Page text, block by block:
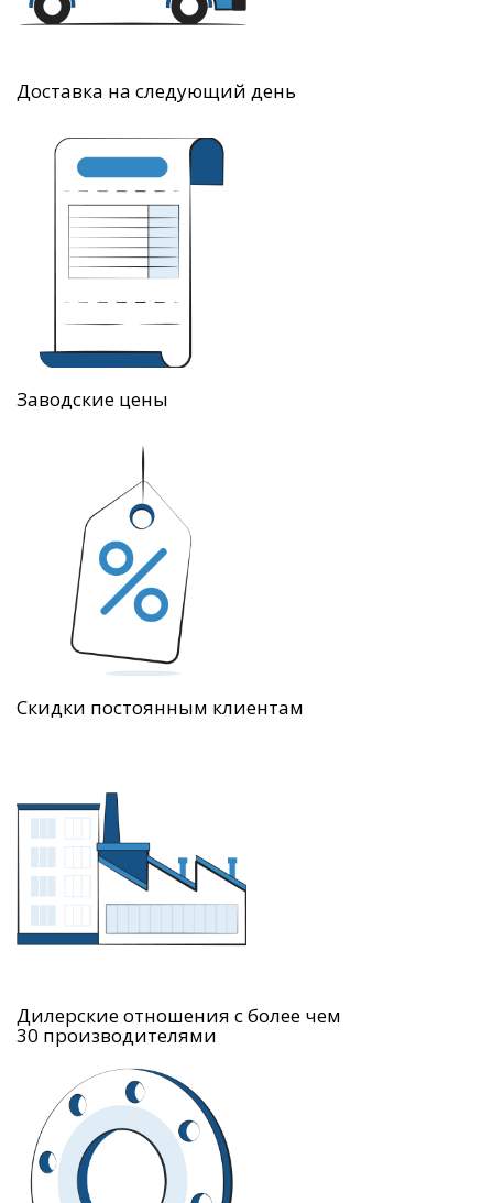
Доставка на следующий день
Заводские цены
Скидки постоянным клиентам
Дилерские отношения с более чем
30 производителями